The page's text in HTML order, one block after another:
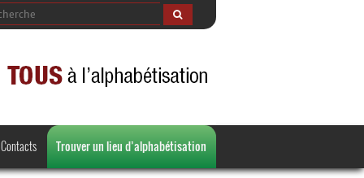
Contacts Trouver un lieu d’alphabétisation